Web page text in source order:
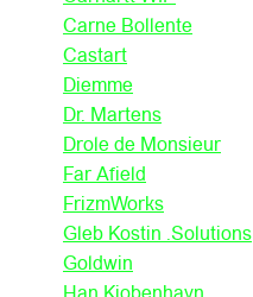
Carne Bollente
Castart
Diemme
Dr. Martens
Drole de Monsieur
Far Afield
FrizmWorks
Gleb Kostin .Solutions
Goldwin